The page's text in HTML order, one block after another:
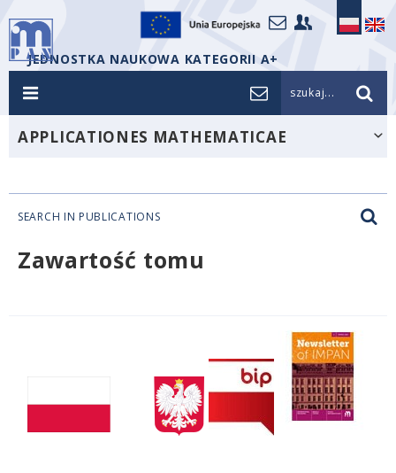
JEDNOSTKA NAUKOWA KATEGORII A+
szukaj...
APPLICATIONES MATHEMATICAE
SEARCH IN PUBLICATIONS
Zawartość tomu